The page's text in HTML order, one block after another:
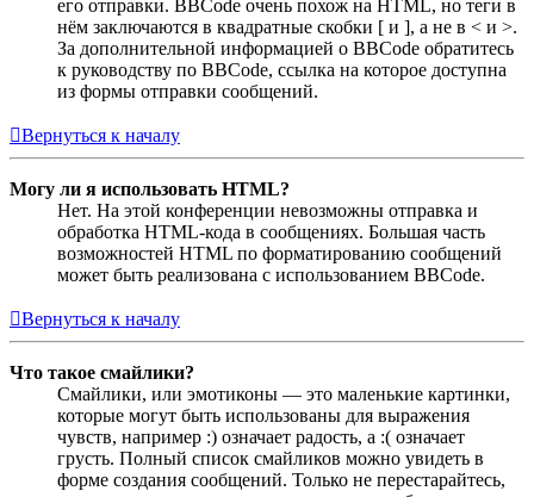
его отправки. BBCode очень похож на HTML, но теги в
нём заключаются в квадратные скобки [ и ], а не в < и >.
За дополнительной информацией о BBCode обратитесь
к руководству по BBCode, ссылка на которое доступна
из формы отправки сообщений.
Вернуться к началу
Могу ли я использовать HTML?
Нет. На этой конференции невозможны отправка и
обработка HTML-кода в сообщениях. Большая часть
возможностей HTML по форматированию сообщений
может быть реализована с использованием BBCode.
Вернуться к началу
Что такое смайлики?
Смайлики, или эмотиконы — это маленькие картинки,
которые могут быть использованы для выражения
чувств, например :) означает радость, а :( означает
грусть. Полный список смайликов можно увидеть в
форме создания сообщений. Только не перестарайтесь,